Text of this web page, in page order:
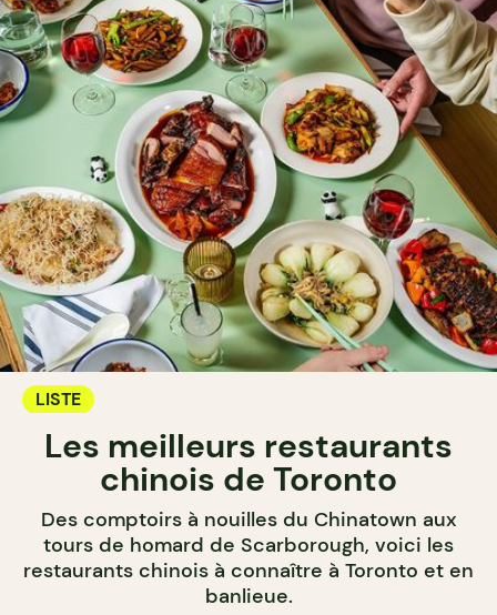
LISTE
Les meilleurs restaurants
chinois de Toronto
Des comptoirs à nouilles du Chinatown aux
tours de homard de Scarborough, voici les
restaurants chinois à connaître à Toronto et en
banlieue.